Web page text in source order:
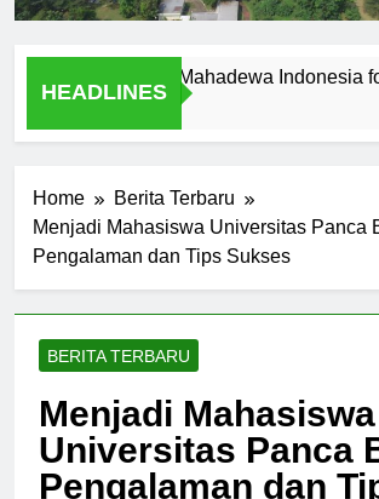
HEADLINES
PGRI Mahadewa Indonesia for
Home
Berita Terbaru
Menjadi Mahasiswa Universitas Panca
Pengalaman dan Tips Sukses
BERITA TERBARU
Menjadi Mahasiswa
Universitas Panca
Pengalaman dan